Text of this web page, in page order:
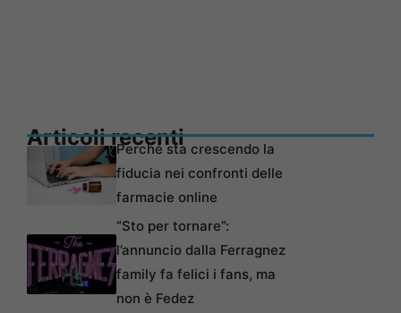
Articoli recentiPerché sta crescendo la
fiducia nei confronti delle
farmacie online
“Sto per tornare”:
l’annuncio dalla Ferragnez
family fa felici i fans, ma
non è Fedez